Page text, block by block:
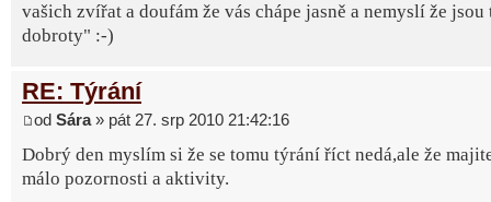
vašich zvířat a doufám že vás chápe jasně a nemyslí že
dobroty" :-)
RE: Týrání
od Sára» pát 27. srp 2010 21:42:16
Dobrý den myslím si že se tomu týrání říct nedá,ale že
málo pozornosti a aktivity.